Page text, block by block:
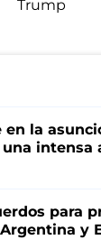
Trump
en la
intensa
para
y